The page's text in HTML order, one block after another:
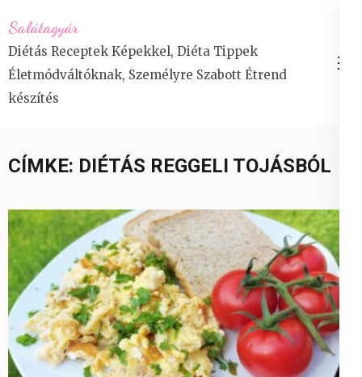
to
content
(Press
Enter)
Salátagyár
Diétás Receptek Képekkel, Diéta Tippek
Életmódváltóknak, Személyre Szabott Étrend
készítés
CÍMKE: DIÉTÁS REGGELI TOJÁSBÓL